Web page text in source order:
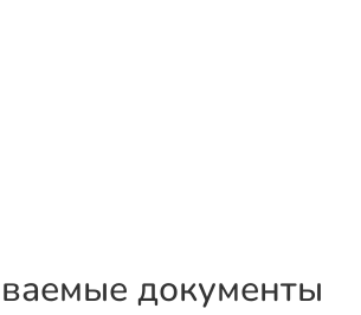
документы